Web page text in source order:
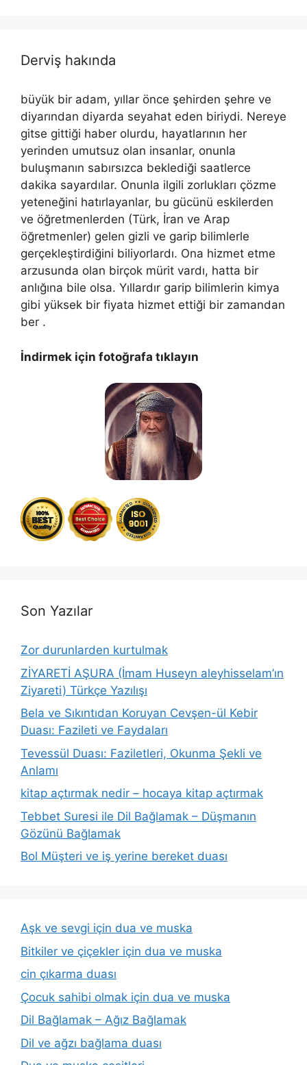
Derviş hakında
büyük bir adam, yıllar önce şehirden şehre ve
diyarından diyarda seyahat eden biriydi. Nereye
gitse gittiği haber olurdu, hayatlarının her
yerinden umutsuz olan insanlar, onunla
buluşmanın sabırsızca beklediği saatlerce
dakika sayardılar. Onunla ilgili zorlukları çözme
yeteneğini hatırlayanlar, bu gücünü eskilerden
ve öğretmenlerden (Türk, İran ve Arap
öğretmenler) gelen gizli ve garip bilimlerle
gerçekleştirdiğini biliyorlardı. Ona hizmet etme
arzusunda olan birçok mürit vardı, hatta bir
anlığına bile olsa. Yıllardır garip bilimlerin kimya
gibi yüksek bir fiyata hizmet ettiği bir zamandan
ber .
İndirmek için fotoğrafa tıklayın
Son Yazılar
Zor durunlarden kurtulmak
ZİYARETİ AŞURA (İmam Huseyn aleyhisselam’ın
Ziyareti) Türkçe Yazılışı
Bela ve Sıkıntıdan Koruyan Cevşen-ül Kebir
Duası: Fazileti ve Faydaları
Tevessül Duası: Faziletleri, Okunma Şekli ve
Anlamı
kitap açtırmak nedir – hocaya kitap açtırmak
Tebbet Suresi ile Dil Bağlamak – Düşmanın
Gözünü Bağlamak
Bol Müşteri ve iş yerine bereket duası
Aşk ve sevgi için dua ve muska
Bitkiler ve çiçekler için dua ve muska
cin çıkarma duası
Çocuk sahibi olmak için dua ve muska
Dil Bağlamak – Ağız Bağlamak
Dil ve ağzı bağlama duası